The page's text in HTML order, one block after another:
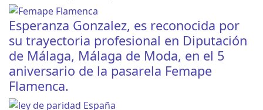
Esperanza Gonzalez, es reconocida por
su trayectoria profesional en Diputación
de Málaga, Málaga de Moda, en el 5
aniversario de la pasarela Femape
Flamenca.